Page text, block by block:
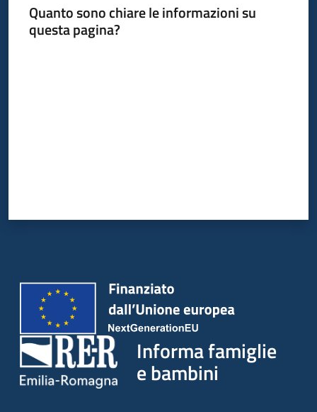
Quanto sono chiare le informazioni su
questa pagina?
Informa famiglie
e bambini